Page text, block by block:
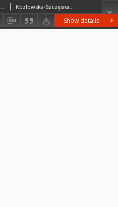
Show details
Bioklimatologia człowieka : metody i ich zastosowanie w badaniach bioklimatu Polski = Human bioclimatology Kozłowska-Szczęsna, Teresa (1931– )Błażejczyk, KrzysztofKrawczyk, Barbara (1935– )